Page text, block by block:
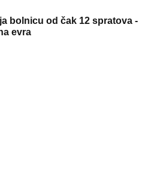
bolnicu od čak 12 spratova -
evra